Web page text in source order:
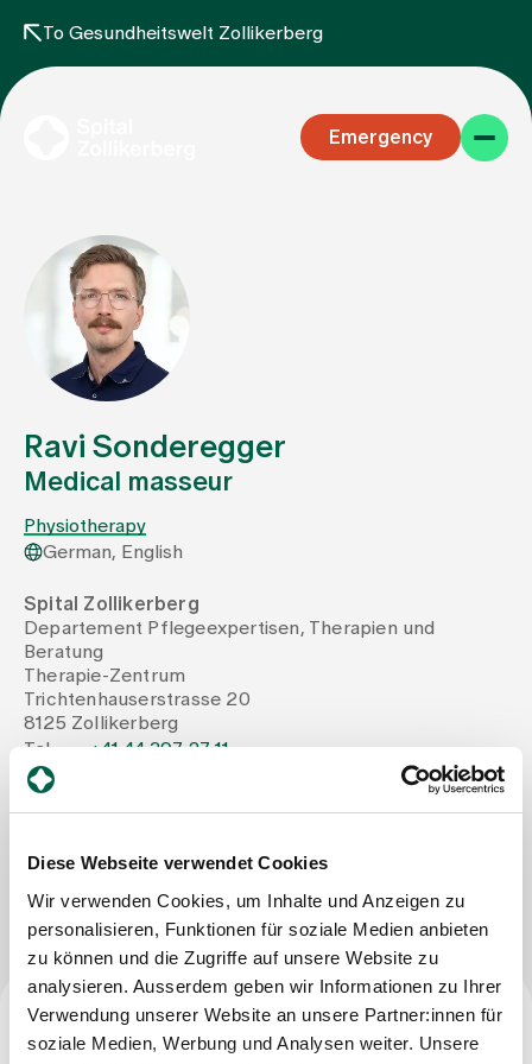
Diese Webseite verwendet Cookies
Wir verwenden Cookies, um Inhalte und Anzeigen zu
personalisieren, Funktionen für soziale Medien anbieten
zu können und die Zugriffe auf unsere Website zu
analysieren. Ausserdem geben wir Informationen zu Ihrer
Verwendung unserer Website an unsere Partner:innen für
soziale Medien, Werbung und Analysen weiter. Unsere
To Gesundheitswelt Zollikerberg
Emergency
Specialist areas
Stay
Team
Assigning
Events
About us
Contact us
Baby gallery
Blog
Ravi Sonderegger
Medical masseur
Physiotherapy
German, English
Spital Zollikerberg
Departement Pflegeexpertisen, Therapien und
Beratung
Therapie-Zentrum
Trichtenhauserstrasse 20
8125 Zollikerberg
Tel
+41 44 397 27 11
Mail
ravi.sonderegger@therapie-zollikerberg.ch
Profession